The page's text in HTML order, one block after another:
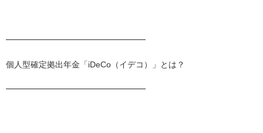
━━━━━━━━━━━━━━━━━
個人型確定拠出年金「iDeCo（イデコ）」とは？
━━━━━━━━━━━━━━━━━